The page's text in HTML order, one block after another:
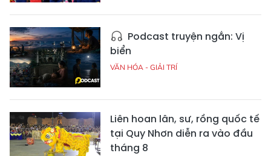
Podcast truyện ngắn: Vị
biển
VĂN HÓA - GIẢI TRÍ
Liên hoan lân, sư, rồng quốc tế
tại Quy Nhơn diễn ra vào đầu
tháng 8